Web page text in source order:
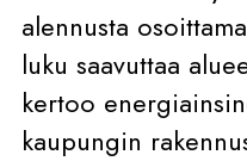
alennusta
luku saavuttaa
kertoo
kaupungin